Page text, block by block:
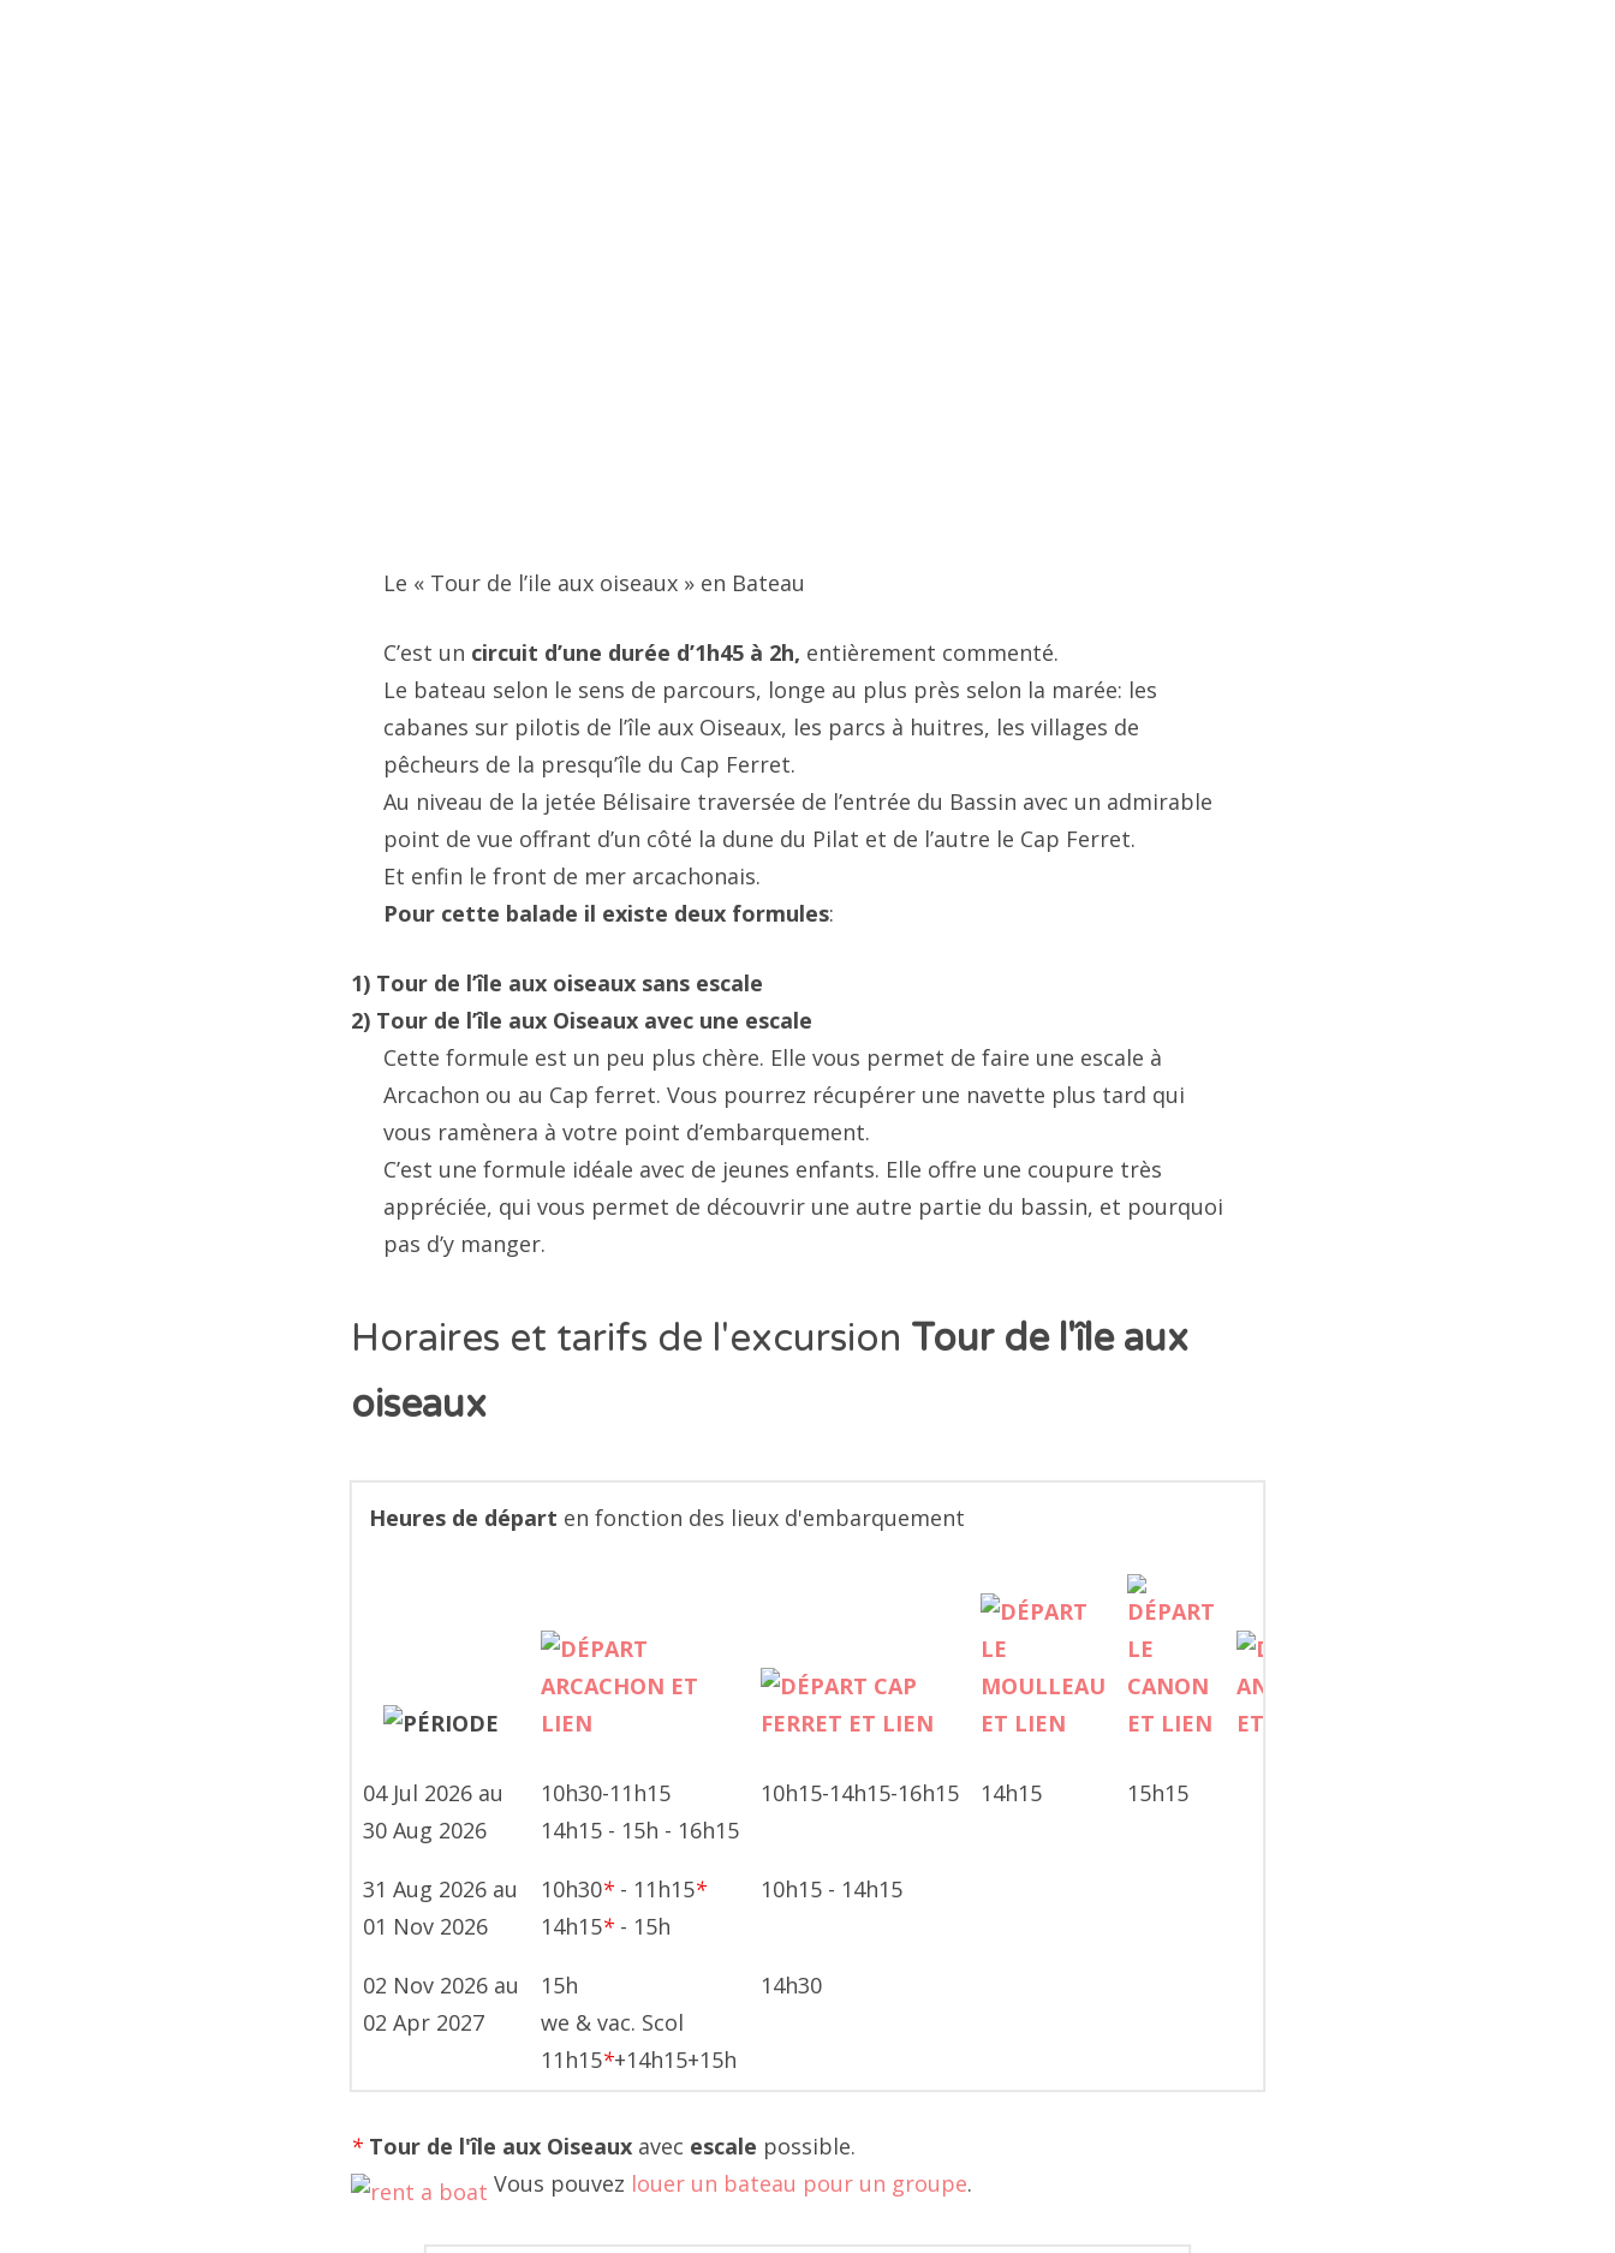
Le « Tour de l’ile aux oiseaux » en Bateau
C’est un circuit d’une durée d’1h45 à 2h, entièrement commenté.
Le bateau selon le sens de parcours, longe au plus près selon la marée: les
cabanes sur pilotis de l’île aux Oiseaux, les parcs à huitres, les villages de
pêcheurs de la presqu’île du Cap Ferret.
Au niveau de la jetée Bélisaire traversée de l’entrée du Bassin avec un admirable
point de vue offrant d’un côté la dune du Pilat et de l’autre le Cap Ferret.
Et enfin le front de mer arcachonais.
Pour cette balade il existe deux formules:
1) Tour de l’île aux oiseaux sans escale
2) Tour de l’île aux Oiseaux avec une escale
Cette formule est un peu plus chère. Elle vous permet de faire une escale à
Arcachon ou au Cap ferret. Vous pourrez récupérer une navette plus tard qui
vous ramènera à votre point d’embarquement.
C’est une formule idéale avec de jeunes enfants. Elle offre une coupure très
appréciée, qui vous permet de découvrir une autre partie du bassin, et pourquoi
pas d’y manger.
Horaires et tarifs de l'excursion Tour de l'île aux
oiseaux
Heures de départ en fonction des lieux d'embarquement
04 Jul 2026 au
30 Aug 2026
10h30-11h15
14h15 - 15h - 16h15
10h15-14h15-16h15 14h15 15h15
31 Aug 2026 au
01 Nov 2026
10h30* - 11h15*
14h15* - 15h
10h15 - 14h15
02 Nov 2026 au
02 Apr 2027
15h
we & vac. Scol
11h15*+14h15+15h
14h30
* Tour de l'île aux Oiseaux avec escale possible.
Vous pouvez louer un bateau pour un groupe.